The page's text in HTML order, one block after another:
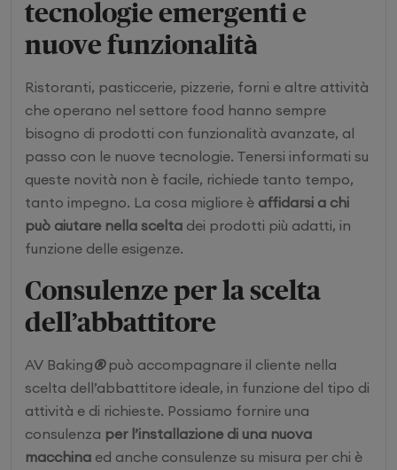
tecnologie emergenti e
nuove funzionalità
Ristoranti, pasticcerie, pizzerie, forni e altre attività
che operano nel settore food hanno sempre
bisogno di prodotti con funzionalità avanzate, al
passo con le nuove tecnologie. Tenersi informati su
queste novità non è facile, richiede tanto tempo,
tanto impegno. La cosa migliore è affidarsi a chi
può aiutare nella scelta dei prodotti più adatti, in
funzione delle esigenze.
Consulenze per la scelta
dell’abbattitore
AV Baking®può accompagnare il cliente nella
scelta dell’abbattitore ideale, in funzione del tipo di
attività e di richieste. Possiamo fornire una
consulenza per l’installazione di una nuova
macchina ed anche consulenze su misura per chi è